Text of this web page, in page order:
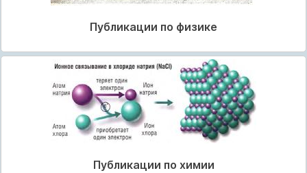
Публикации по физике
Публикации по химии